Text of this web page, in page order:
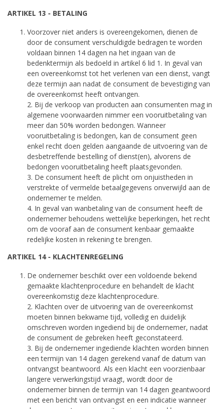
ARTIKEL 13 - BETALING
Voorzover niet anders is overeengekomen, dienen de
door de consument verschuldigde bedragen te worden
voldaan binnen 14 dagen na het ingaan van de
bedenktermijn als bedoeld in artikel 6 lid 1. In geval van
een overeenkomst tot het verlenen van een dienst, vangt
deze termijn aan nadat de consument de bevestiging van
de overeenkomst heeft ontvangen.
2. Bij de verkoop van producten aan consumenten mag in
algemene voorwaarden nimmer een vooruitbetaling van
meer dan 50% worden bedongen. Wanneer
vooruitbetaling is bedongen, kan de consument geen
enkel recht doen gelden aangaande de uitvoering van de
desbetreffende bestelling of dienst(en), alvorens de
bedongen vooruitbetaling heeft plaatsgevonden.
3. De consument heeft de plicht om onjuistheden in
verstrekte of vermelde betaalgegevens onverwijld aan de
ondernemer te melden.
4. In geval van wanbetaling van de consument heeft de
ondernemer behoudens wettelijke beperkingen, het recht
om de vooraf aan de consument kenbaar gemaakte
redelijke kosten in rekening te brengen.
ARTIKEL 14 - KLACHTENREGELING
De ondernemer beschikt over een voldoende bekend
gemaakte klachtenprocedure en behandelt de klacht
overeenkomstig deze klachtenprocedure.
2. Klachten over de uitvoering van de overeenkomst
moeten binnen bekwame tijd, volledig en duidelijk
omschreven worden ingediend bij de ondernemer, nadat
de consument de gebreken heeft geconstateerd.
3. Bij de ondernemer ingediende klachten worden binnen
een termijn van 14 dagen gerekend vanaf de datum van
ontvangst beantwoord. Als een klacht een voorzienbaar
langere verwerkingstijd vraagt, wordt door de
ondernemer binnen de termijn van 14 dagen geantwoord
met een bericht van ontvangst en een indicatie wanneer